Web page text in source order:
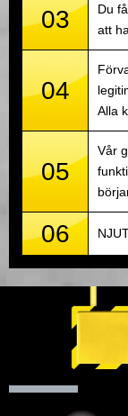
03
Du
att
04
Alla
05
Vår
06